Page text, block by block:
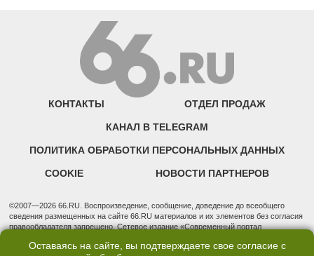
КОНТАКТЫ ОТДЕЛ ПРОДАЖ
КАНАЛ В TELEGRAM
ПОЛИТИКА ОБРАБОТКИ ПЕРСОНАЛЬНЫХ ДАННЫХ
COOKIE НОВОСТИ ПАРТНЕРОВ
©2007—2026 66.RU. Воспроизведение, сообщение, доведение до всеобщего
сведения размещенных на сайте 66.RU материалов и их элементов без согласия
правообладателя запрещено. Сетевое издание «Современный портал
надзору в сфере связи, информационных технологий и массовых коммуникаций
Оставаясь на сайте, вы подтверждаете свое согласие с